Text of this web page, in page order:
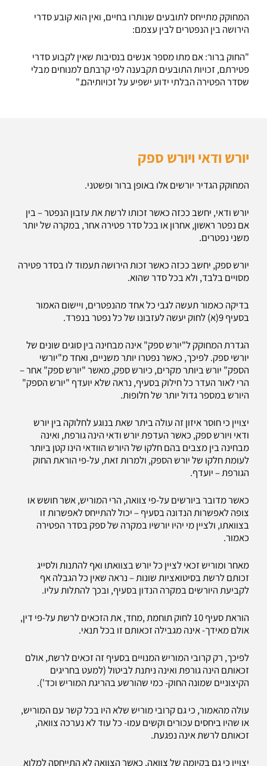
המחוקק מתייחס לתובעים שנותרו בחיים, ואין הוא קובע סדרי
הירושה בין הנפטרים לבין עצמם:
"החוק ברור: אם מתו מספר אנשים בנסיבות שאין לקבוע סדרי
פטירתם, זכויות התובעים תקבענה לפי קרבתם למנוחים מבלי
שסדר הפטירה הבלתי ידוע ישפיע על זכויותיהם."
יורש ודאי ויורש ספק
המחוקק הגדיר יורשים אלו באופן ברור ופשטני.
יורש ודאי, יחשב ככזה כאשר זכותו לרשת את עזבון הנפטר – בין
אם נפטר ראשון, אחרון או בכל סדר פטירה אחר, במקרה של יותר
משני נפטרים.
יורש ספק, יחשב ככזה כאשר זכות הירושה תעמוד לו בסדר פטירה
מסויים בלבד, ולא בכל סדר שהוא.
בדיקה כאמור תעשה לגבי כל אחד מהנפטרים, ויישום האמור
בסעיף 9(א) לחוק יעשה לעזבונו של כל נפטר בנפרד.
הגדרת המחוקק ל"יורש ספק" אינה מבחינה בין סוגים שונים של
יורשי ספק. לפיכך, כאשר נפטרו יותר משניים, ואחד מ"יורשי
הספק" יורש ביותר מקרים, כיורש ספק, מאשר "יורש ספק" אחר –
הרי לאור העדר כל חילוק בסעיף, נראה שלא יועדף "יורש הספק"
היורש במספר גדול יותר של חלופות.
יצויין כי חוסר איזון זה עולה ביתר שאת בנוגע לחלוקה בין יורש
ודאי ויורש ספק, כאשר העדפת יורש ודאי הינה גורפת, ואינה
מבחינה בין מצבים בהם חלקו של היורש הוודאי הינו קטן ביותר
לעומת חלקו של יורש הספק, ולמרות זאת, על-פי הוראת החוק
הגורפת – יועדף.
כאשר מדובר ביורשים על-פי צוואה, הרי המוריש, אשר חושש או
צופה לאפשרות הנדונה בסעיף – יכול להתייחס לאפשרות זו
בצוואתו, ולציין מי יהיו יורשיו במקרה של ספק בסדר הפטירה
כאמור.
מאחר ומוריש זכאי לציין כל יורש בצוואתו ואף להתנות ולסייג
זכותם לרשת בסיטואציות שונות – נראה שאין כל הגבלה אף
לקביעת היורשים במקרה הנדון בסעיף, ובכך להתלות עליו.
הוראת סעיף 10 לחוק תוחמת ,מחד, את הזכאים לרשת על-פי דין,
אולם מאידך- אינה מגבילה זכאותם זו בכל תנאי.
לפיכך, רק קרובי המוריש המנויים בסעיף זה זכאים לרשת, אולם
זכאותם הינה גורפת ואינה ניתנת לביטול (למעט בחריגים
הקיצוניים שמונה החוק- כמי שהורשע בהריגת המוריש וכד').
עולה מהאמור, כי גם קרובי מוריש שלא היו בכל קשר עם המוריש,
או שהיו ביחסים עכורים וקשים עמו- כל עוד לא נערכה צוואה,
זכאותם לרשת אינה נפגעת.
יצויין כי גם בקיומה של צוואה, כאשר הצוואה לא התייחסה למלוא